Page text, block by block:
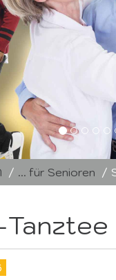
... für Senioren